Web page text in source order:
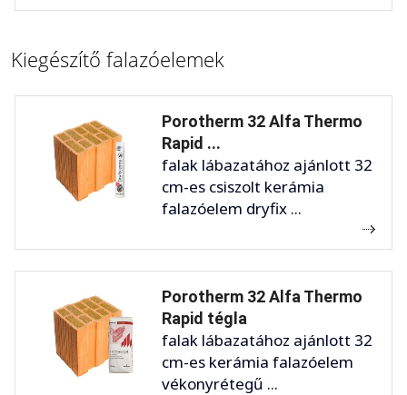
Kiegészítő falazóelemek
Porotherm 32 Alfa Thermo
Rapid ...
falak lábazatához ajánlott 32
cm-es csiszolt kerámia
falazóelem dryfix ...
Porotherm 32 Alfa Thermo
Rapid tégla
falak lábazatához ajánlott 32
cm-es kerámia falazóelem
vékonyrétegű ...